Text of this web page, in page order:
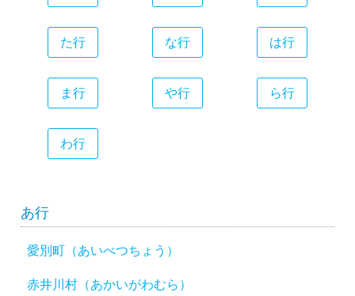
た行 な行 は行
ま行 や行 ら行
わ行
あ行
愛別町（あいべつちょう）
赤井川村（あかいがわむら）